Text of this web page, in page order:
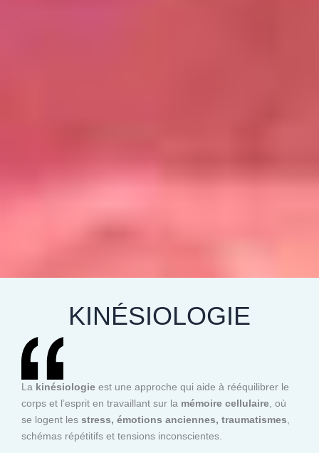
KINÉSIOLOGIE
La kinésiologie est une approche qui aide à rééquilibrer le
corps et l’esprit en travaillant sur la mémoire cellulaire, où
se logent les stress, émotions anciennes, traumatismes,
schémas répétitifs et tensions inconscientes.